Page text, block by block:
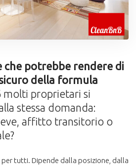
che potrebbe rendere di
della formula
molti proprietari si
stessa domanda:
affitto transitorio o
per tutti. Dipende dalla posizione, dalla